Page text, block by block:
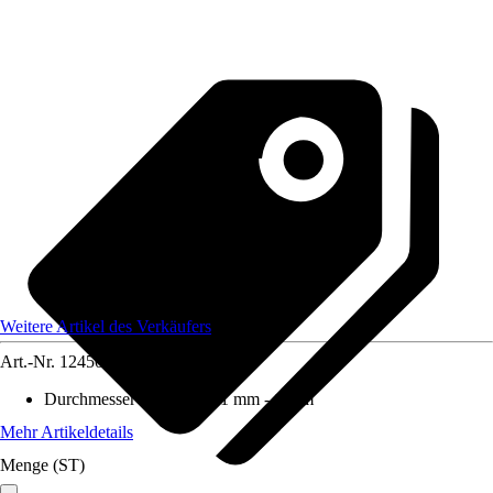
Weitere Artikel des Verkäufers
Art.-Nr. 12450457
Durchmesser (von - bis)
1 mm - 1 mm
Mehr Artikeldetails
Menge (ST)